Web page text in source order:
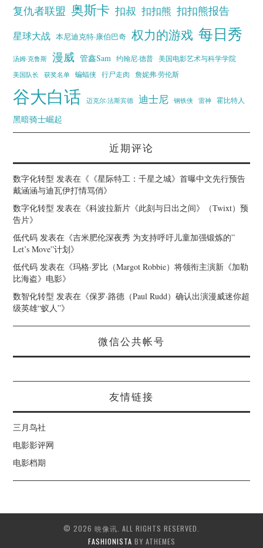
复仇者联盟 奥斯卡 扣叔 扣扣熊 扣扣熊报告
星球大战 本尼迪克特·康伯巴奇 权力的游戏 每日秀
汤姆·克鲁斯 漫威 管鑫Sam 约翰尼·德普
美国电影艺术与科学学院
美国队长
获奖名单 蝙蝠侠 行尸走肉 詹妮弗·劳伦斯
谷大白话 迈克尔·法斯宾德 迪士尼 钢铁侠 雷神 霍比特人
黑暗骑士崛起
近期评论
数字化转型 发表在《 《星际特工：千星之城》首曝中文先行预告
戴涵涵与迪瓦伊打情骂俏》
数字化转型 发表在《科波拉新片《此刻与日出之间》（Twixt）预
告片》
低代码 发表在《吉米肥伦深夜秀 为支持呼吁儿童加强锻炼的”
Let’s Move”计划》
低代码 发表在《玛格·罗比（Margot Robbie）将领衔主演新《加勒
比海盗》电影》
数智化转型 发表在《保罗·路德（Paul Rudd）确认出演漫威迷你超
级英雄“蚁人”》
微信公共帐号
友情链接
三月鸟社
电影影评网
电影档期
© 2026 映像讯. ALL RIGHTS RESERVED.
FASHIONISTA BY ATHEMES